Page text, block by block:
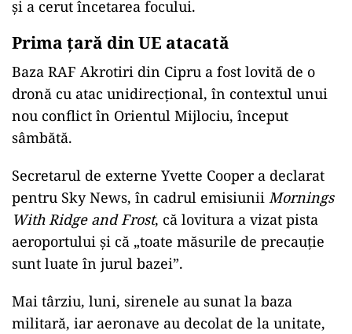
și a cerut încetarea focului.
Prima țară din UE atacată
Baza RAF Akrotiri din Cipru a fost lovită de o
dronă cu atac unidirecțional, în contextul unui
nou conflict în Orientul Mijlociu, început
sâmbătă.
Secretarul de externe Yvette Cooper a declarat
pentru Sky News, în cadrul emisiunii Mornings
With Ridge and Frost, că lovitura a vizat pista
aeroportului și că „toate măsurile de precauție
sunt luate în jurul bazei”.
Mai târziu, luni, sirenele au sunat la baza
militară, iar aeronave au decolat de la unitate,